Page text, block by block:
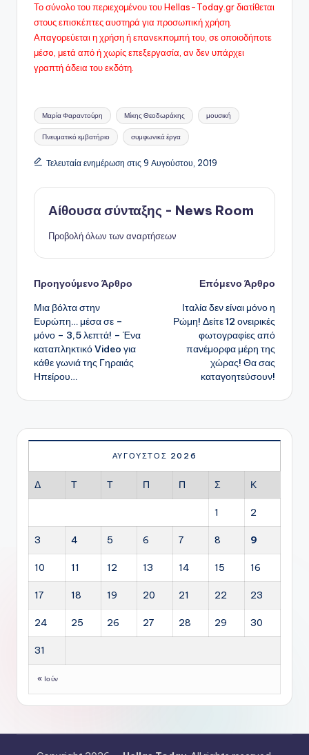
Το σύνολο του περιεχομένου του Hellas-Today.gr διατίθεται
στους επισκέπτες αυστηρά για προσωπική χρήση.
Απαγορεύεται η χρήση ή επανεκπομπή του, σε οποιοδήποτε
μέσo, μετά από ή χωρίς επεξεργασία, αν δεν υπάρχει
γραπτή άδεια του εκδότη.
Ετικέτες:
Μαρία Φαραντούρη Μίκης Θεοδωράκης μουσική
Πνευματικό εμβατήριο συμφωνικά έργα
Τελευταία ενημέρωση στις 9 Αυγούστου, 2019
Αίθουσα σύνταξης - News Room
Προβολή όλων των αναρτήσεων
Πλοήγηση
δημοσιεύσεων
Προηγούμενο Άρθρο
Μια βόλτα στην
Ευρώπη… μέσα σε –
μόνο – 3,5 λεπτά! – Ένα
καταπληκτικό Video για
κάθε γωνιά της Γηραιάς
Ηπείρου…
Επόμενο Άρθρο
Ιταλία δεν είναι μόνο η
Ρώμη! Δείτε 12 ονειρικές
φωτογραφίες από
πανέμορφα μέρη της
χώρας! Θα σας
καταγοητεύσουν!
ΑΎΓΟΥΣΤΟΣ 2026
Δ Τ Τ Π Π Σ Κ
1 2
3 4 5 6 7 8 9
10 11 12 13 14 15 16
17 18 19 20 21 22 23
24 25 26 27 28 29 30
31
« Ιούν